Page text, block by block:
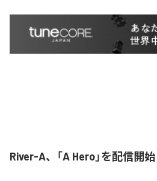
River-A、「A Hero」を配信開始